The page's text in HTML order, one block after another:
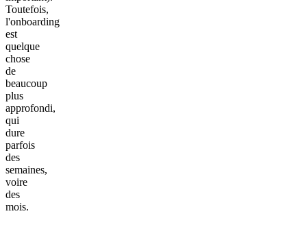
Toutefois,
l'onboarding
est
quelque
chose
de
beaucoup
plus
approfondi,
qui
dure
parfois
des
semaines,
voire
des
mois.